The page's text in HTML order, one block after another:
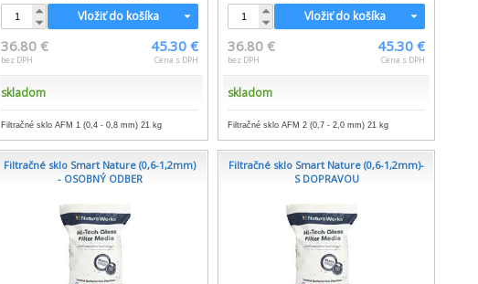
Vložiť do košíka
36.80 €
bez DPH
45.30 €
Cena s DPH
skladom
Filtračné sklo AFM 1 (0,4 - 0,8 mm) 21 kg
Vložiť do košíka
36.80 €
bez DPH
45.30 €
Cena s DPH
skladom
Filtračné sklo AFM 2 (0,7 - 2,0 mm) 21 kg
Filtračné sklo Smart Nature (0,6-1,2mm)
- OSOBNÝ ODBER
Filtračné sklo Smart Nature (0,6-1,2mm)-
S DOPRAVOU